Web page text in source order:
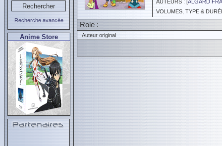
Recherche avancée
Anime Store
AUTEURS : [ALGARD
VOLUMES, TYPE &
Role :
Auteur original